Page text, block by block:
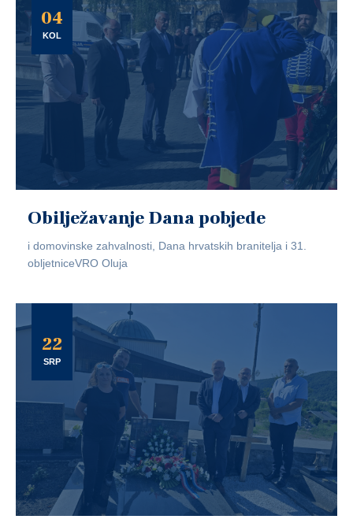
04
KOL
Obilježavanje Dana pobjede
i domovinske zahvalnosti, Dana hrvatskih branitelja i 31.
obljetniceVRO Oluja
22
SRP